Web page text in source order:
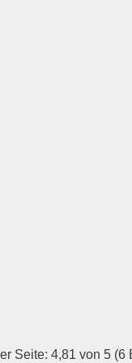
Seite: 4,81 von 5 (6